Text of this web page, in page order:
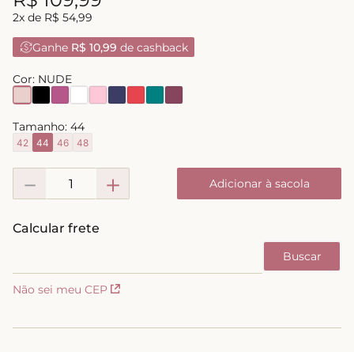
2x de R$ 54,99
Ganhe R$ 10,99 de cashback
Cor: NUDE
Tamanho: 44
42 44 46 48
＋
－ Adicionar à sacola
Não sei meu CEP
anatomic
biquini
10º plus